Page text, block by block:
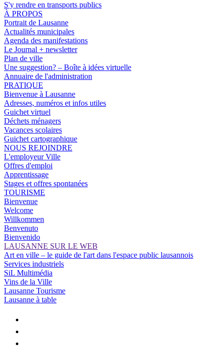
S'y rendre en transports publics
À PROPOS
Portrait de Lausanne
Actualités municipales
Agenda des manifestations
Le Journal + newsletter
Plan de ville
Une suggestion? – Boîte à idées virtuelle
Annuaire de l'administration
PRATIQUE
Bienvenue à Lausanne
Adresses, numéros et infos utiles
Guichet virtuel
Déchets ménagers
Vacances scolaires
Guichet cartographique
NOUS REJOINDRE
L'employeur Ville
Offres d'emploi
Apprentissage
Stages et offres spontanées
TOURISME
Bienvenue
Welcome
Willkommen
Benvenuto
Bienvenido
LAUSANNE SUR LE WEB
Art en ville – le guide de l'art dans l'espace public lausannois
Services industriels
SiL Multimédia
Vins de la Ville
Lausanne Tourisme
Lausanne à table